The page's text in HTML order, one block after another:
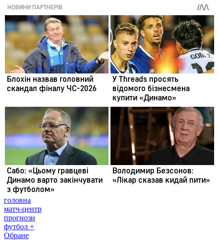
головна
матч-центр
прогнози
футбол +
Обране